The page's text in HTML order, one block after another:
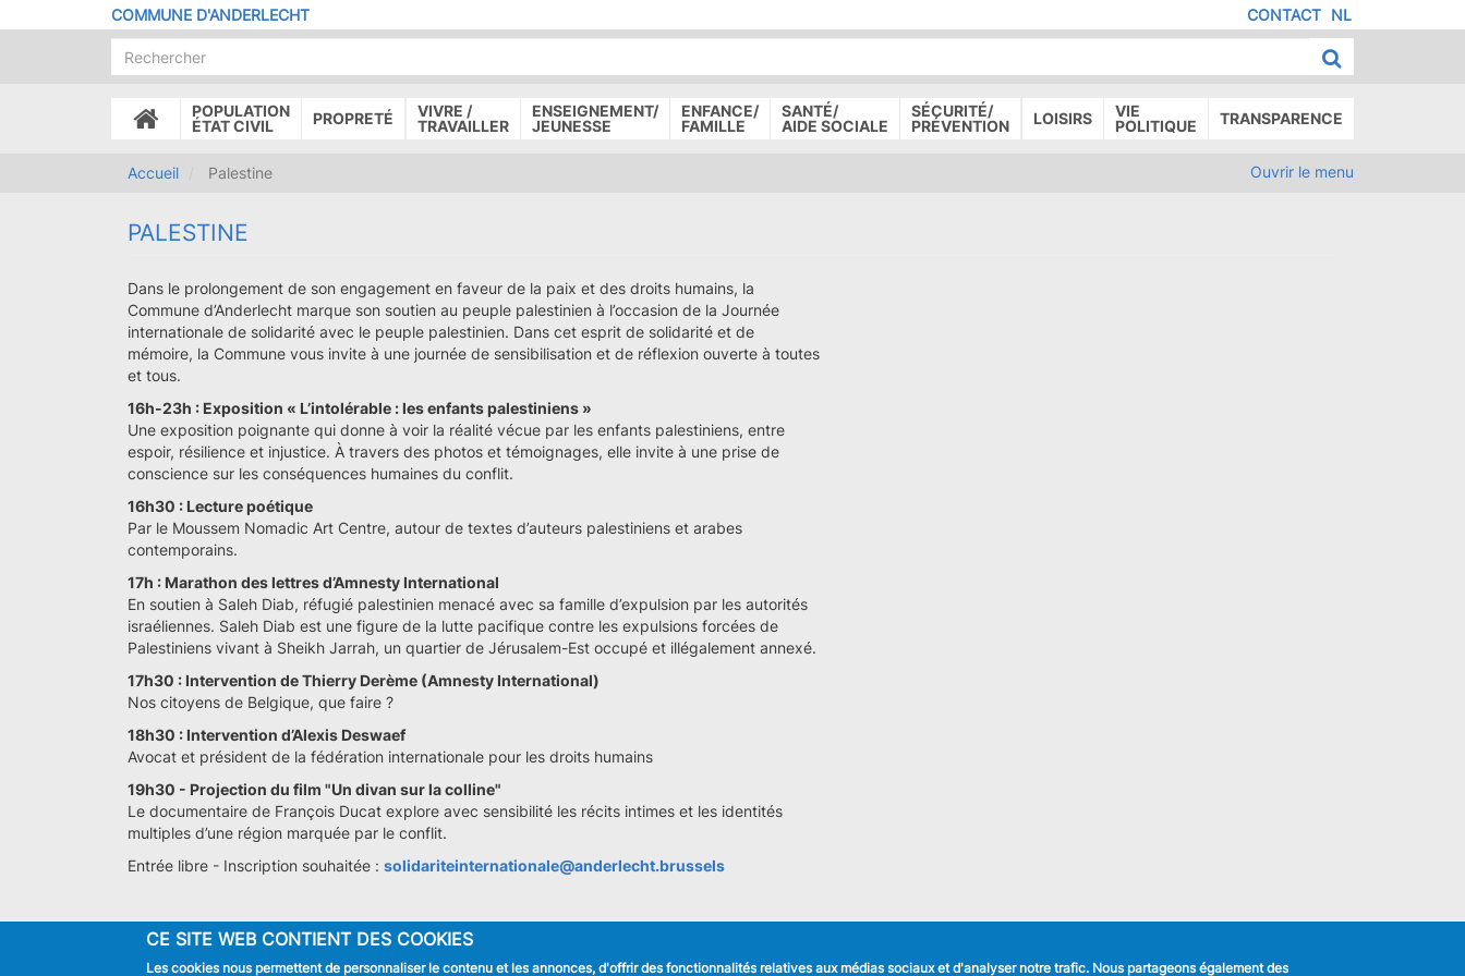
au
COMMUNE D'ANDERLECHT NL
MENU
DE
PAGE
CONTACT
ACCUEIL
POPULATION
ÉTAT CIVIL
PROPRETÉ
VIVRE /
TRAVAILLER
ENSEIGNEMENT/
JEUNESSE
ENFANCE/
FAMILLE
SANTÉ/
AIDE SOCIALE
SÉCURITÉ/
PRÉVENTION
LOISIRS
VIE
POLITIQUE
TRANSPARENCE
Accueil Palestine Ouvrir le menu
PALESTINE
Dans le prolongement de son engagement en faveur de la paix et des droits humains, la
Commune d’Anderlecht marque son soutien au peuple palestinien à l’occasion de la Journée
internationale de solidarité avec le peuple palestinien. Dans cet esprit de solidarité et de
mémoire, la Commune vous invite à une journée de sensibilisation et de réflexion ouverte à toutes
et tous.
16h-23h : Exposition « L’intolérable : les enfants palestiniens »
Une exposition poignante qui donne à voir la réalité vécue par les enfants palestiniens, entre
espoir, résilience et injustice. À travers des photos et témoignages, elle invite à une prise de
conscience sur les conséquences humaines du conflit.
16h30 : Lecture poétique
Par le Moussem Nomadic Art Centre, autour de textes d’auteurs palestiniens et arabes
contemporains.
17h : Marathon des lettres d’Amnesty International
En soutien à Saleh Diab, réfugié palestinien menacé avec sa famille d’expulsion par les autorités
israéliennes. Saleh Diab est une figure de la lutte pacifique contre les expulsions forcées de
Palestiniens vivant à Sheikh Jarrah, un quartier de Jérusalem-Est occupé et illégalement annexé.
17h30 : Intervention de Thierry Derème (Amnesty International)
Nos citoyens de Belgique, que faire ?
18h30 : Intervention d’Alexis Deswaef
Avocat et président de la fédération internationale pour les droits humains
19h30 - Projection du film "Un divan sur la colline"
Le documentaire de François Ducat explore avec sensibilité les récits intimes et les identités
multiples d’une région marquée par le conflit.
Entrée libre - Inscription souhaitée : solidariteinternationale@anderlecht.brussels
CE SITE WEB CONTIENT DES COOKIES
Les cookies nous permettent de personnaliser le contenu et les annonces, d'offrir des fonctionnalités relatives aux médias sociaux et d'analyser notre trafic. Nous partageons également des